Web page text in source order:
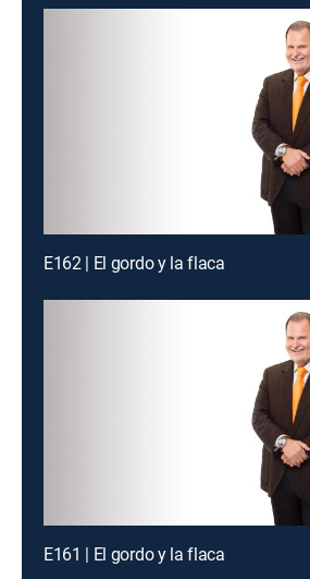
E162 | El gordo y la flaca
E161 | El gordo y la flaca